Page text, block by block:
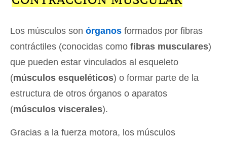
Los músculos son órganos formados por fibras
contráctiles (conocidas como fibras musculares)
que pueden estar vinculados al esqueleto
(músculos esqueléticos) o formar parte de la
estructura de otros órganos o aparatos
(músculos viscerales).
Gracias a la fuerza motora, los músculos